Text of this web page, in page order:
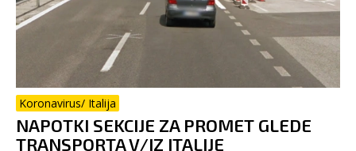
Koronavirus/ Italija
NAPOTKI SEKCIJE ZA PROMET GLEDE
TRANSPORTA V/IZ ITALIJE